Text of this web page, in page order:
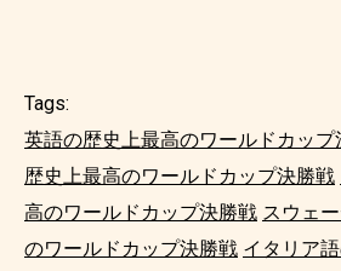
Tags:
英語の歴史上最高のワールドカップ
歴史上最高のワールドカップ決勝戦
高のワールドカップ決勝戦 スウェ
のワールドカップ決勝戦 イタリア